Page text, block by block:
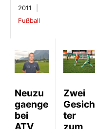
2011
Fußball
Neuzu
gaenge
bei
ATV
Zwei
Gesich
ter
zum